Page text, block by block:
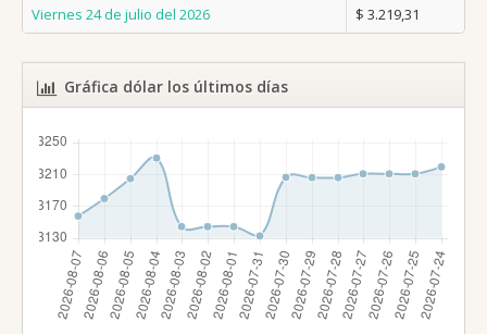
Viernes 24 de julio del 2026
$ 3.219,31
Gráfica dólar los últimos días